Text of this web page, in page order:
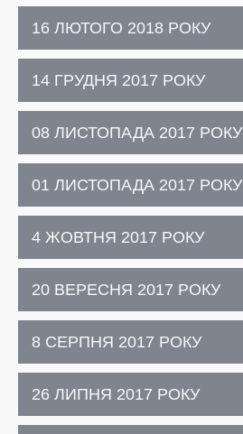
16 ЛЮТОГО 2018 РОКУ
14 ГРУДНЯ 2017 РОКУ
08 ЛИСТОПАДА 2017 РОКУ
01 ЛИСТОПАДА 2017 РОКУ
4 ЖОВТНЯ 2017 РОКУ
20 ВЕРЕСНЯ 2017 РОКУ
8 СЕРПНЯ 2017 РОКУ
26 ЛИПНЯ 2017 РОКУ